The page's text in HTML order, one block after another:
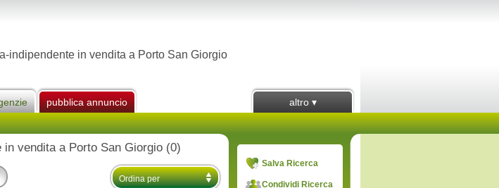
indipendente in vendita a Porto San Giorgio
pubblica annuncio altro ▾
vendita a Porto San Giorgio (0)
Salva Ricerca
Condividi Ricerca